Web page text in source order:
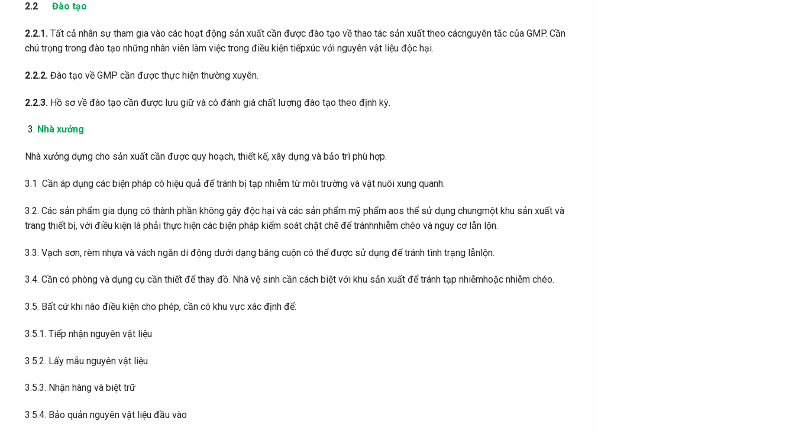
2.2 Đào tạo
2.2.1. Tất cả nhân sự tham gia vào các hoạt động sản xuất cần được đào tạo về thao tác sản xuất theo cácnguyên tắc của GMP. Cần
chú trọng trong đào tạo những nhân viên làm việc trong điều kiện tiếpxúc với nguyên vật liệu độc hại.
2.2.2. Đào tạo về GMP cần được thực hiện thường xuyên.
2.2.3. Hồ sơ về đào tạo cần được lưu giữ và có đánh giá chất lượng đào tạo theo định kỳ.
Nhà xưởng
Nhà xưởng dựng cho sản xuất cần được quy hoạch, thiết kế, xây dựng và bảo trì phù hợp.
3.1 Cần áp dụng các biện pháp có hiệu quả để tránh bị tạp nhiễm từ môi trường và vật nuôi xung quanh.
3.2. Các sản phẩm gia dụng có thành phần không gây độc hại và các sản phẩm mỹ phẩm aos thể sử dụng chungmột khu sản xuất và
trang thiết bị, với điều kiện là phải thực hiện các biện pháp kiểm soát chặt chẽ để tránhnhiễm chéo và nguy cơ lẫn lộn.
3.3. Vạch sơn, rèm nhựa và vách ngăn di động dưới dạng băng cuộn có thể được sử dụng để tránh tình trạng lẫnlộn.
3.4. Cần có phòng và dụng cụ cần thiết để thay đồ. Nhà vệ sinh cần cách biệt với khu sản xuất để tránh tạp nhiễmhoặc nhiễm chéo.
3.5. Bất cứ khi nào điều kiện cho phép, cần có khu vực xác định để:
3.5.1. Tiếp nhận nguyên vật liệu
3.5.2. Lấy mẫu nguyên vật liệu
3.5.3. Nhận hàng và biệt trữ
3.5.4. Bảo quản nguyên vật liệu đầu vào